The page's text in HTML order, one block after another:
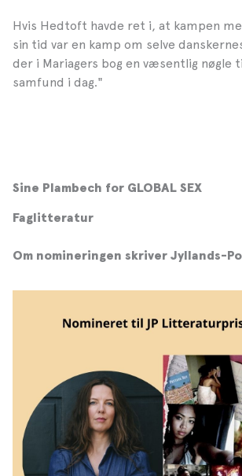
Hvis Hedtoft havde ret i, at kampen
sin tid var en kamp om selve
der i Mariagers bog en væsentlig nøgle
samfund i dag."
Sine Plambech for GLOBAL SEX
Faglitteratur
Om nomineringen skriver Jyllands-